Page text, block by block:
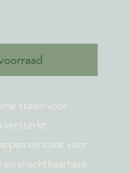
steen voor
versterkt
en staat voor
vruchtbaarheid.